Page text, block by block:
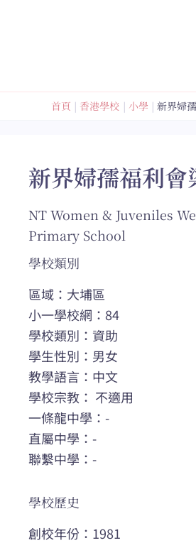
首頁 香港學校 小學 新界婦
新界婦孺福利
NT Women & Juveniles
Primary School
學校類別
區域：大埔區
小一學校網：84
學校類別：資助
學生性別：男女
教學語言：中文
學校宗教： 不適用
一條龍中學：-
直屬中學：-
聯繫中學：-
學校歷史
創校年份：1981